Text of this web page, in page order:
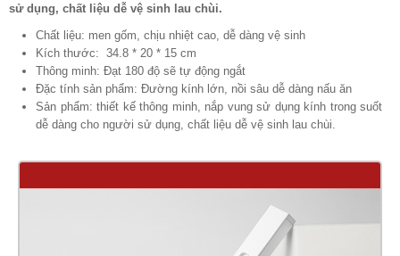
sử dụng, chất liệu dễ vệ sinh lau chùi.
Chất liệu: men gốm, chịu nhiệt cao, dễ dàng vệ sinh
Kích thước: 34.8 * 20 * 15 cm
Thông minh: Đạt 180 độ sẽ tự động ngắt
Đặc tính sản phẩm: Đường kính lớn, nồi sâu dễ dàng nấu ăn
Sản phẩm: thiết kế thông minh, nắp vung sử dụng kính trong suốt
dễ dàng cho người sử dụng, chất liệu dễ vệ sinh lau chùi.